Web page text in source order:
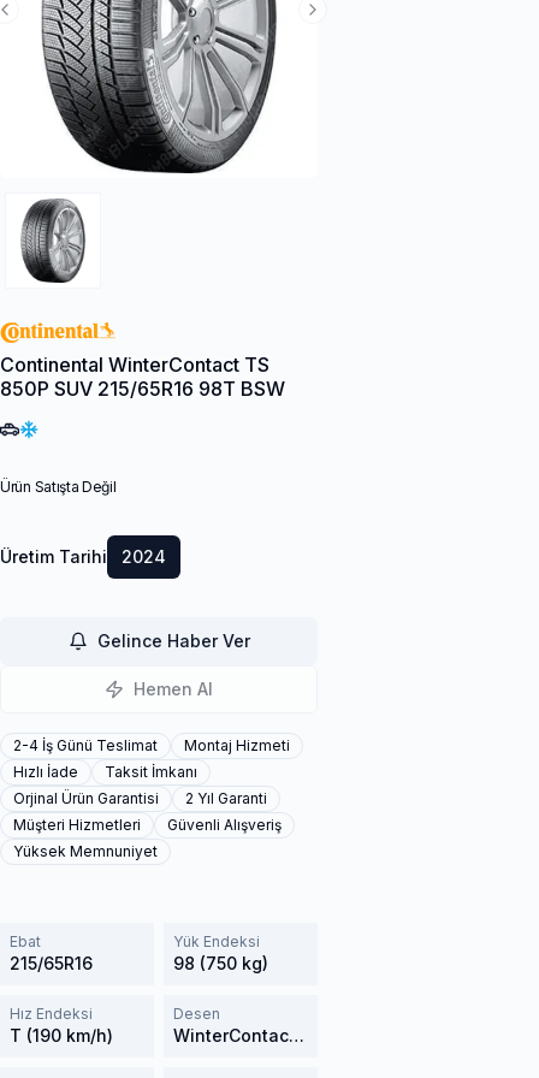
Next Slide
Previous Slide
Continental WinterContact TS
850P SUV 215/65R16 98T BSW
Ürün Satışta Değil
Üretim Tarihi 2024
Gelince Haber Ver
Hemen Al
2-4 İş Günü Teslimat
Montaj Hizmeti
Hızlı İade
Taksit İmkanı
Orjinal Ürün Garantisi
2 Yıl Garanti
Müşteri Hizmetleri
Güvenli Alışveriş
Yüksek Memnuniyet
Ebat
215/65R16
Yük Endeksi
98 (750 kg)
Hız Endeksi
T (190 km/h)
Desen
WinterContact TS 850P SUV